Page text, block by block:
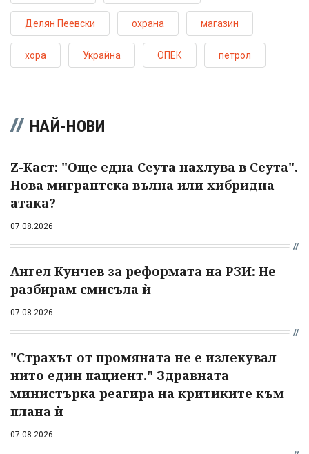
Делян Пеевски охрана магазин
хора Украйна ОПЕК петрол
НАЙ-НОВИ
Z-Каст: "Още една Сеута нахлува в Сеута".
Нова мигрантска вълна или хибридна
атака?
07.08.2026
Ангел Кунчев за реформата на РЗИ: Не
разбирам смисъла ѝ
07.08.2026
"Страхът от промяната не е излекувал
нито един пациент." Здравната
министърка реагира на критиките към
плана ѝ
07.08.2026